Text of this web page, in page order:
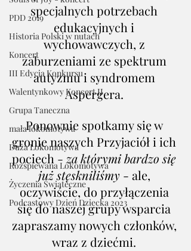
PDD 2019
Historia Polski w nutach
Koncert
III Edycja Konkursu
Walentynkowy Koncert II
Grupa Taneczna
mała lokomotywa
Duża Lokomotywa
Rozśpiewana Lokomotywa
Życzenia Świąteczne
Podcastowy Dzień Dziecka 2023
specjalnych potrzebach
edukacyjnych i
wychowawczych, z
zaburzeniami ze spektrum
autyzmu i syndromem
Aspergera.
Ponownie spotkamy się w
gronie naszych Przyjaciół i ich
pociech - za którymi bardzo się
już stęskniliśmy - ale,
oczywiście, do przyłączenia
się do naszej grupy wsparcia
zapraszamy nowych członków,
wraz z dziećmi.